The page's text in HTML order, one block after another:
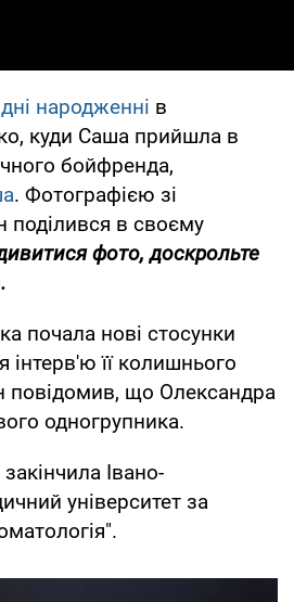
дні народженні в
куди Саша прийшла в
бойфренда,
. Фотографією зі
в своєму
фото, доскрольте
почала нові стосунки
інтерв'ю її колишнього
повідомив, що Олександра
одногрупника.
Івано-
університет за